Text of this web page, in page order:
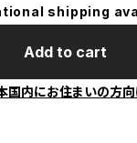
shipping
Add to cart
国内にお住まいの方